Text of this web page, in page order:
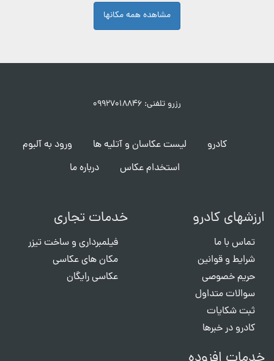
مشاهده همه مکانها
رزرو تلفنی: ۰۹۹۲۷۰۱۸۸۴۶
کادرو لیست عکاسان و آتلیه ها
ورود به آلبوم
استخدام عکاس
درباره ما
ارزشهای کادرو
تماس با ما
شرایط و قوانین
حریم خصوصی
سوالات متداول
ثبت شکایات
کادرو در خبرها
خدمات تجاری
فیلمبرداری و ساخت تیزر
مکان های عکاسی
عکاسی رایگان